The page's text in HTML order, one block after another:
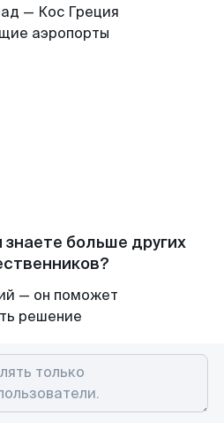
— Кос Греция
аэропорты
больше других
— он поможет
решение